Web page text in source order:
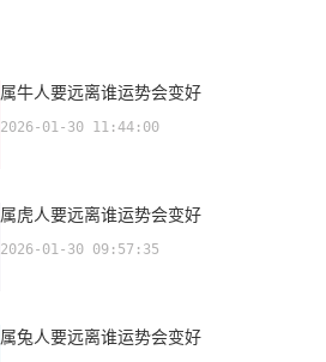
属牛人要远离谁运势会变好
2026-01-30 11:44:00
属虎人要远离谁运势会变好
2026-01-30 09:57:35
属兔人要远离谁运势会变好